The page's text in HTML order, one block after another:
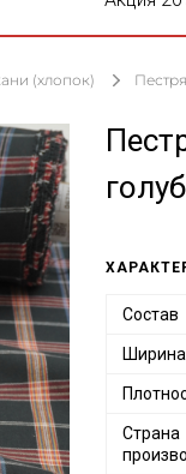
(хлопок)
Состав
Ширина
Страна